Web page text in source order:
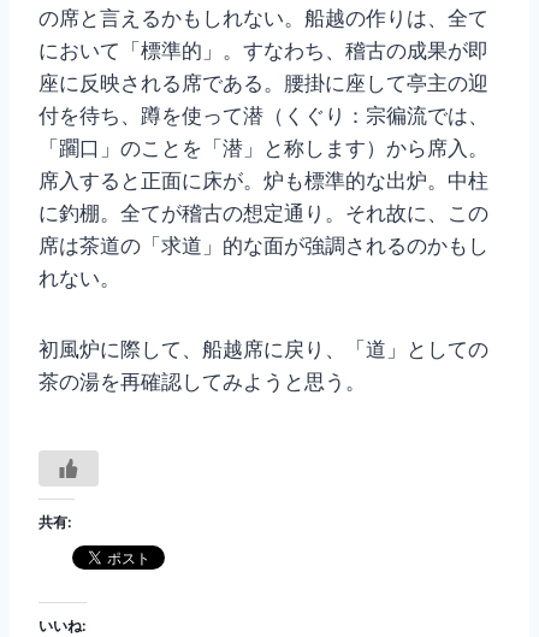
の席と言えるかもしれない。船越の作りは、全て
において「標準的」。すなわち、稽古の成果が即
座に反映される席である。腰掛に座して亭主の迎
付を待ち、蹲を使って潜（くぐり：宗徧流では、
「躙口」のことを「潜」と称します）から席入。
席入すると正面に床が。炉も標準的な出炉。中柱
に釣棚。全てが稽古の想定通り。それ故に、この
席は茶道の「求道」的な面が強調されるのかもし
れない。
初風炉に際して、船越席に戻り、「道」としての
茶の湯を再確認してみようと思う。
共有:
いいね: